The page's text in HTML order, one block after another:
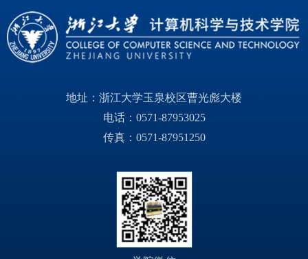
地址：浙江大学玉泉校区曹光彪大楼
电话：0571-87953025
传真：0571-87951250